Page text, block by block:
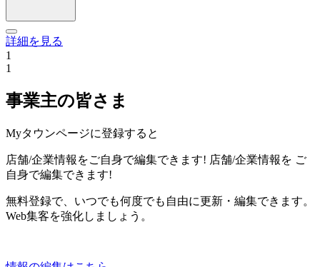
詳細を見る
1
1
事業主の皆さま
Myタウンページに登録すると
店舗/企業情報をご自身で編集できます! 店舗/企業情報を ご
自身で編集できます!
無料登録で、いつでも何度でも自由に更新・編集できます。
Web集客を強化しましょう。